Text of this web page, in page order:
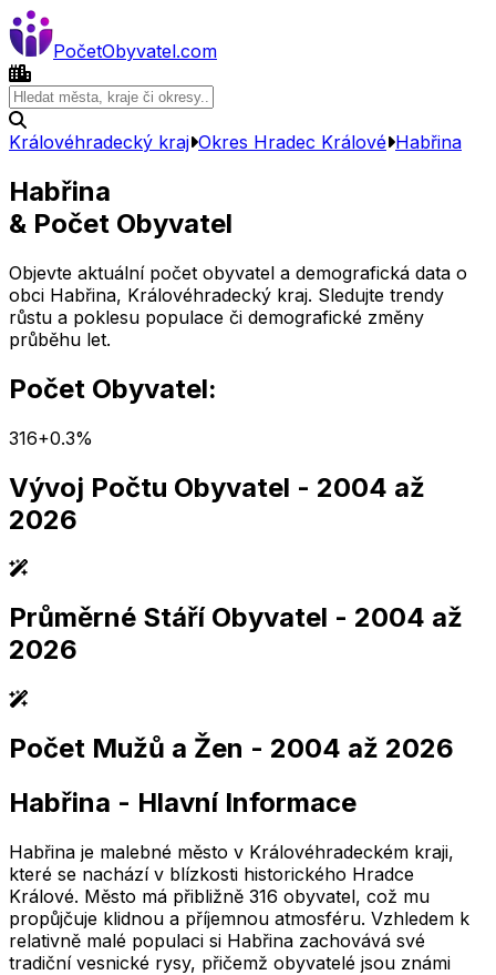
PočetObyvatel.com
Královéhradecký kraj Okres Hradec Králové Habřina
Habřina
& Počet Obyvatel
Objevte aktuální počet obyvatel a demografická data o
obci Habřina, Královéhradecký kraj. Sledujte trendy
růstu a poklesu populace či demografické změny
průběhu let.
Počet Obyvatel:
316+0.3%
Vývoj Počtu Obyvatel - 2004 až
2026
2,005 2,010 2,015 2,020 2,025
2,005 2,010 2,015 2,020 2,025
Průměrné Stáří Obyvatel - 2004 až
2026
2,005 2,010 2,015 2,020 2,025
2,005 2,010 2,015 2,020 2,025
Počet Mužů a Žen - 2004 až 2026
Habřina - Hlavní Informace
Habřina je malebné město v Královéhradeckém kraji,
které se nachází v blízkosti historického Hradce
Králové. Město má přibližně 316 obyvatel, což mu
propůjčuje klidnou a příjemnou atmosféru. Vzhledem k
relativně malé populaci si Habřina zachovává své
tradiční vesnické rysy, přičemž obyvatelé jsou známi